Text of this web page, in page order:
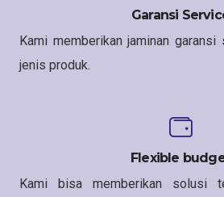
Garansi
Kami memberikan jaminan
jenis produk.
Flexible
Kami bisa memberikan solusi